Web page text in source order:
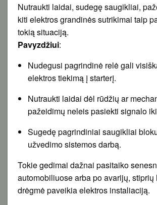
Nutraukti laidai, sudegę saugikliai,
kiti elektros grandinės sutrikimai taip
tokią situaciją.
Pavyzdžiui:
Nudegusi pagrindinė relė gali
elektros tiekimą į starterį.
Nutraukti laidai dėl rūdžių ar
pažeidimų neleis pasiekti signalo
Sugedę pagrindiniai saugikliai
užvedimo sistemos darbą.
Tokie gedimai dažnai pasitaiko
automobiliuose arba po avarijų, stiprių
drėgmė paveikia elektros instaliaciją.